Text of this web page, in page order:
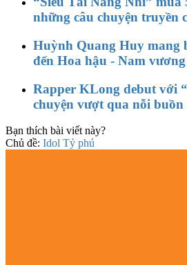
những câu chuyện truyền
Huỳnh Quang Huy mang
đến Hoa hậu - Nam
Rapper KLong debut với
chuyện vượt qua nỗi buồn
Bạn thích bài viết này?
Chủ đề: Idol Tỷ phú